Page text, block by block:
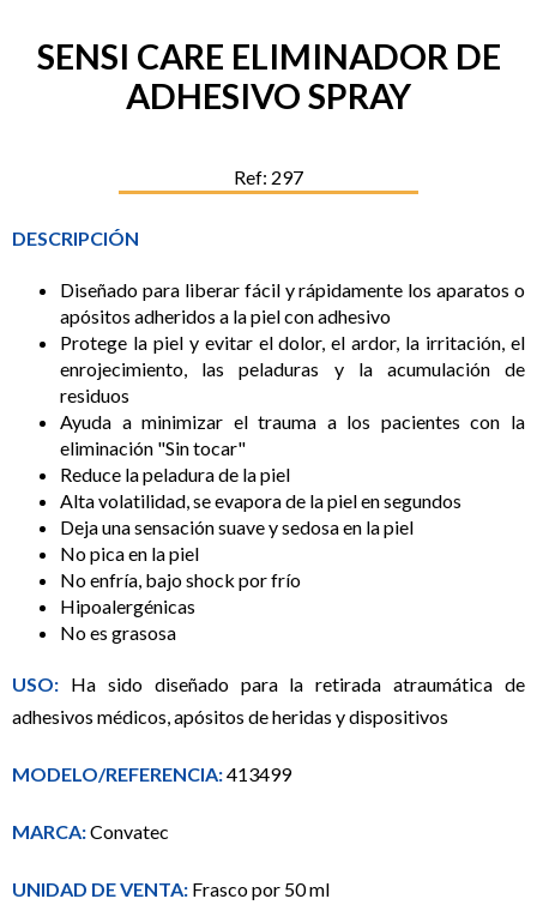
SENSI CARE ELIMINADOR DE
ADHESIVO SPRAY
Ref: 297
DESCRIPCIÓN
Diseñado para liberar fácil y rápidamente los aparatos o
apósitos adheridos a la piel con adhesivo
Protege la piel y evitar el dolor, el ardor, la irritación, el
enrojecimiento, las peladuras y la acumulación de
residuos
Ayuda a minimizar el trauma a los pacientes con la
eliminación "Sin tocar"
Reduce la peladura de la piel
Alta volatilidad, se evapora de la piel en segundos
Deja una sensación suave y sedosa en la piel
No pica en la piel
No enfría, bajo shock por frío
Hipoalergénicas
No es grasosa
USO: Ha sido diseñado para la retirada atraumática de
adhesivos médicos, apósitos de heridas y dispositivos
MODELO/REFERENCIA:413499
MARCA:Convatec
UNIDAD DE VENTA: Frasco por 50 ml